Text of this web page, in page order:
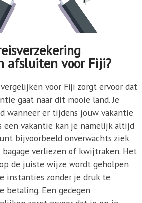
afsluiten voor Fiji?
voor Fiji zorgt ervoor dat
gaat naar dit mooie land. Je
wanneer er tijdens jouw vakantie
een vakantie kan je namelijk altijd
bijvoorbeeld onverwachts ziek
bagage verliezen of kwijtraken. Het
de juiste wijze wordt geholpen
instanties zonder je druk te
betaling. Een gedegen